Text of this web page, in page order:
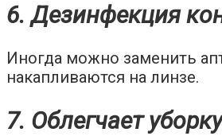
6. Дезинфекция
Иногда можно заменить
накапливаются на линзе.
7. Облегчает